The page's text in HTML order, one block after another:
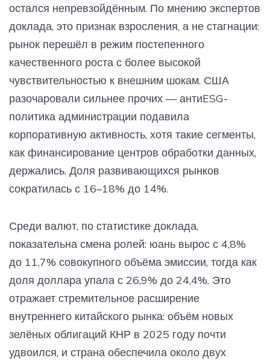
остался непревзойдённым. По мнению экспертов
доклада, это признак взросления, а не стагнации:
рынок перешёл в режим постепенного
качественного роста с более высокой
чувствительностью к внешним шокам. США
разочаровали сильнее прочих — антиESG-
политика администрации подавила
корпоративную активность, хотя такие сегменты,
как финансирование центров обработки данных,
держались. Доля развивающихся рынков
сократилась с 16–18% до 14%.
Среди валют, по статистике доклада,
показательна смена ролей: юань вырос с 4,8%
до 11,7% совокупного объёма эмиссии, тогда как
доля доллара упала с 26,9% до 24,4%. Это
отражает стремительное расширение
внутреннего китайского рынка: объём новых
зелёных облигаций КНР в 2025 году почти
удвоился, и страна обеспечила около двух